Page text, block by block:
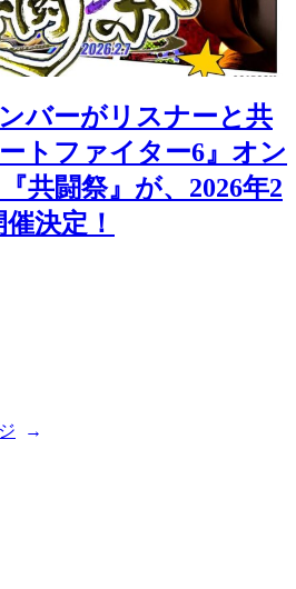
バーがリスナーと共
トファイター6』オン
共闘祭』が、2026年2
決定！
→